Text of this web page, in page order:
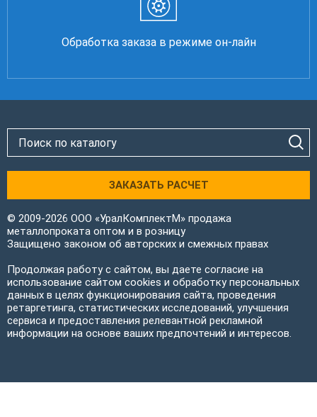
Обработка заказа в режиме он-лайн
ЗАКАЗАТЬ РАСЧЕТ
© 2009-2026 ООО «УралКомплектМ» продажа
металлопроката оптом и в розницу
Защищено законом об авторских и смежных правах
Продолжая работу с сайтом, вы даете согласие на
использование сайтом cookies и обработку персональных
данных в целях функционирования сайта, проведения
ретаргетинга, статистических исследований, улучшения
сервиса и предоставления релевантной рекламной
информации на основе ваших предпочтений и интересов.